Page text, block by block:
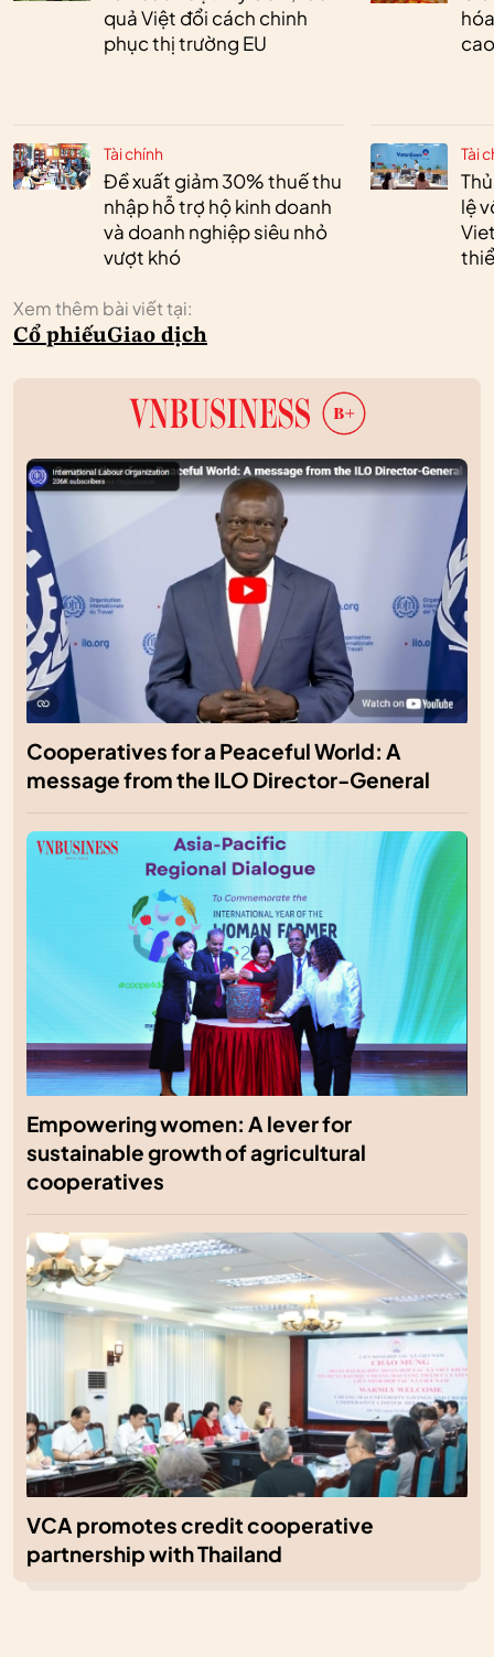
quả Việt đổi cách chinh
phục thị trường EU
Tài chính
Đề xuất giảm 30% thuế thu
nhập hỗ trợ hộ kinh doanh
và doanh nghiệp siêu nhỏ
vượt khó
Tài
lệ
Xem thêm bài viết tại:
Cổ phiếuGiao dịch
Cooperatives for a Peaceful World: A
message from the ILO Director-General
Empowering women: A lever for
sustainable growth of agricultural
cooperatives
VCA promotes credit cooperative
partnership with Thailand